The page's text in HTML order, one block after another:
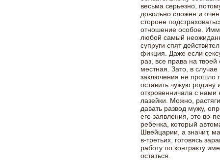
весьма серьезно,
довольно сложен и
стороне
отношение особое.
любой самый
супруги спят
фикция. Даже если
раз, все права на
местная. Зато, в
заключения не прошло
оставить чужую родину
откровенничала с нами
лазейки. Можно,
давать развод мужу,
его заявления, это во-
ребенка, который
Швейцарии, а значит,
в-третьих, готовясь
работу по контракту
остаться.